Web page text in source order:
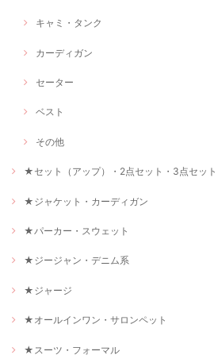
キャミ・タンク
カーディガン
セーター
ベスト
その他
★セット（アップ）・2点セット・3点セット
★ジャケット・カーディガン
★パーカー・スウェット
★ジージャン・デニム系
★ジャージ
★オールインワン・サロンペット
★スーツ・フォーマル